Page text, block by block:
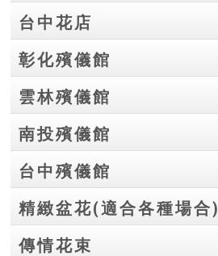
台中花店
彰化殯儀館
雲林殯儀館
南投殯儀館
台中殯儀館
精緻盆花(適合各種場合)
傳情花束